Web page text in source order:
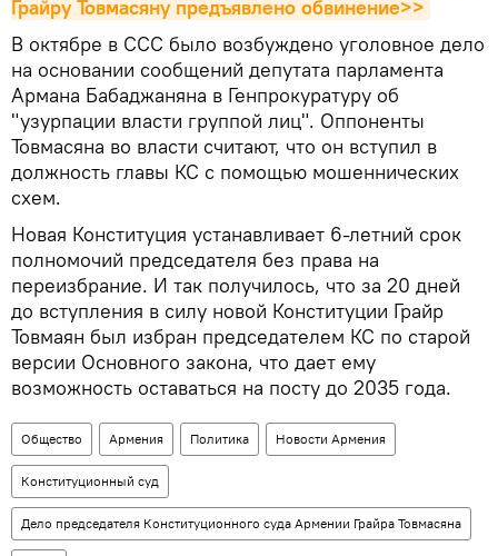
Грайру Товмасяну предъявлено обвинение>>
В октябре в ССС было возбуждено уголовное дело
на основании сообщений депутата парламента
Армана Бабаджаняна в Генпрокуратуру об
"узурпации власти группой лиц". Оппоненты
Товмасяна во власти считают, что он вступил в
должность главы КС с помощью мошеннических
схем.
Новая Конституция устанавливает 6-летний срок
полномочий председателя без права на
переизбрание. И так получилось, что за 20 дней
до вступления в силу новой Конституции Грайр
Товмаян был избран председателем КС по старой
версии Основного закона, что дает ему
возможность оставаться на посту до 2035 года.
Общество Армения Политика Новости Армения
Конституционный суд
Дело председателя Конституционного суда Армении Грайра Товмасяна